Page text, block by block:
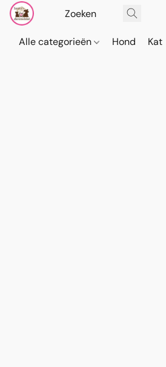
Alle categorieën Hond Kat